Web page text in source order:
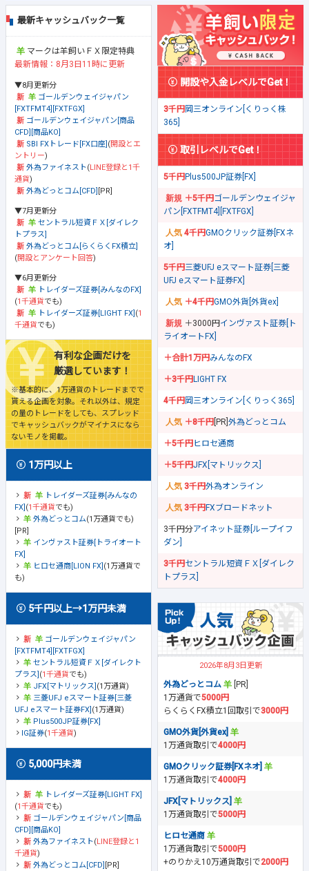
最新キャッシュバック一覧
マークは羊飼いＦＸ限定特典
最新情報：8月3日11時に更新
▼8月更新分
ゴールデンウェイジャパン
[FXTFMT4][FXTFGX]
ゴールデンウェイジャパン[商品
CFD][商品KO]
SBI FXトレード[FX口座] (開設とエ
ントリー)
外為ファイネスト(LINE登録と1千
通貨)
外為どっとコム[CFD] [PR]
▼7月更新分
セントラル短資ＦＸ[ダイレク
トプラス]
外為どっとコム[らくらくFX積立]
(開設とアンケート回答)
▼6月更新分
トレイダーズ証券[みんなのFX]
(1千通貨でも)
トレイダーズ証券[LIGHT FX] (1
千通貨でも)
有利な企画だけを
厳選しています！
※基本的に、1万通貨のトレードまでで
貰える企画を対象。それ以外は、規定
の量のトレードをしても、スプレッド
でキャッシュバックがマイナスになら
ないモノを掲載。
1万円以上
トレイダーズ証券[みんなの
FX] (1千通貨でも)
外為どっとコム(1万通貨でも)
[PR]
インヴァスト証券[トライオート
FX]
ヒロセ通商[LION FX] (1万通貨で
も)
5千円以上→1万円未満
ゴールデンウェイジャパン
[FXTFMT4][FXTFGX]
セントラル短資ＦＸ[ダイレクト
プラス] (1千通貨でも)
JFX[マトリックス] (1万通貨)
三菱UFJ eスマート証券[三菱
UFJ eスマート証券FX] (1万通貨)
Plus500JP証券[FX]
IG証券(1千通貨)
5,000円未満
トレイダーズ証券[LIGHT FX]
(1千通貨でも)
ゴールデンウェイジャパン[商品
CFD][商品KO]
外為ファイネスト(LINE登録と1
千通貨)
外為どっとコム[CFD] [PR]
開設や入金レベルでGet！
3千円岡三オンライン[くりっく株
365]
取引レベルでGet！
5千円Plus500JP証券[FX]
＋5千円ゴールデンウェイジャ
パン[FXTFMT4][FXTFGX]
4千円GMOクリック証券[FXネ
オ]
5千円三菱UFJ eスマート証券[三菱
UFJ eスマート証券FX]
＋4千円GMO外貨[外貨ex]
＋3000円 インヴァスト証券[ト
ライオートFX]
＋合計1万円みんなのFX
＋3千円LIGHT FX
4千円岡三オンライン[くりっく365]
＋8千円 [PR] 外為どっとコム
＋5千円ヒロセ通商
＋5千円JFX[マトリックス]
3千円外為オンライン
3千円FXブロードネット
3千円分アイネット証券[ループイフ
ダン]
3千円セントラル短資ＦＸ[ダイレク
トプラス]
2026年8月3日更新
外為どっとコム
[PR]
1万通貨で5000円
らくらくFX積立1回取引で3000円
GMO外貨[外貨ex]
1万通貨取引で4000円
GMOクリック証券[FXネオ]
1万通貨取引で4000円
JFX[マトリックス]
1万通貨取引で5000円
ヒロセ通商
1万通貨取引で5000円
+のりかえ10万通貨取引で2000円